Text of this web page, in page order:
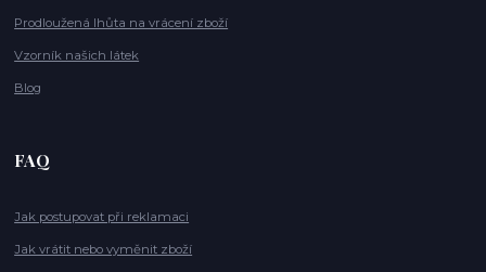
Prodloužená lhůta na vrácení zboží
Vzorník našich látek
Blog
FAQ
Jak postupovat při reklamaci
Jak vrátit nebo vyměnit zboží